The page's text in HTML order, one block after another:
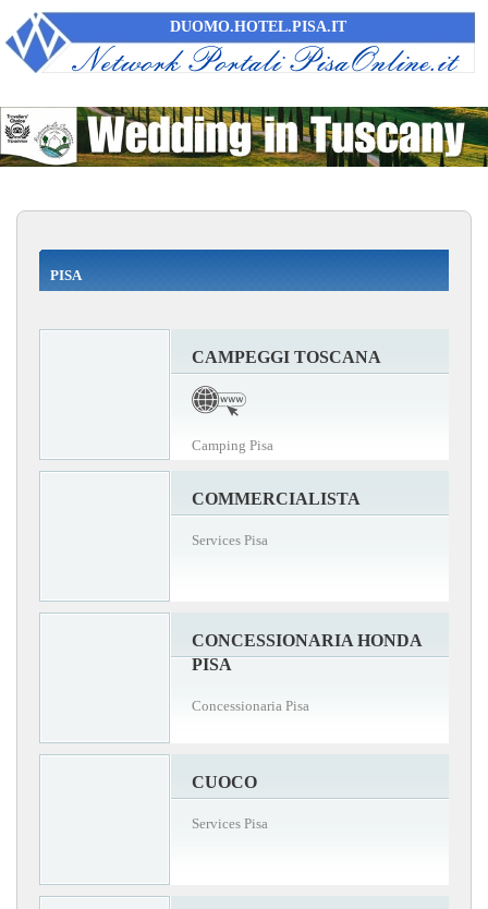
DUOMO.HOTEL.PISA.IT
PISA
CAMPEGGI TOSCANA
Camping Pisa
COMMERCIALISTA
Services Pisa
CONCESSIONARIA HONDA
PISA
Concessionaria Pisa
CUOCO
Services Pisa